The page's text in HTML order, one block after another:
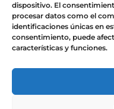
dispositivo. El
procesar datos como el
identificaciones únicas en
consentimiento, puede
características y funciones.
Política de
Política de